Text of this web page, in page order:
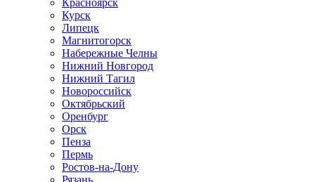
Красноярск
Курск
Липецк
Магнитогорск
Набережные Челны
Нижний Новгород
Нижний Тагил
Новороссийск
Октябрьский
Оренбург
Орск
Пенза
Пермь
Ростов-на-Дону
Рязань